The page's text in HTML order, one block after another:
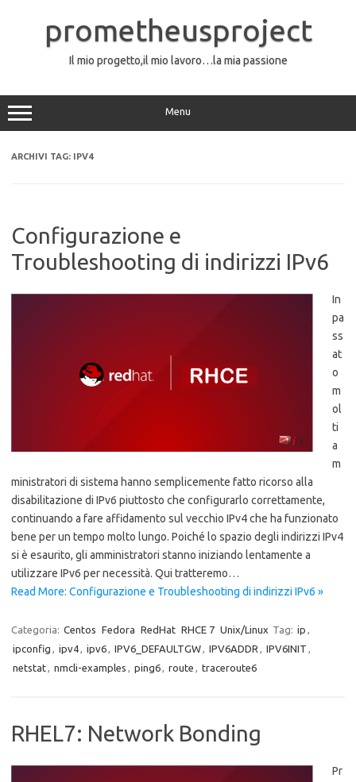
contenutoprometheusproject
Il mio progetto,il mio lavoro…la mia passione
Menu
ARCHIVI TAG: IPV4
Configurazione e
Troubleshooting di indirizzi IPv6
In
pa
ss
at
o
m
ol
ti
a
m
ministratori di sistema hanno semplicemente fatto ricorso alla
disabilitazione di IPv6 piuttosto che configurarlo correttamente,
continuando a fare affidamento sul vecchio IPv4 che ha funzionato
bene per un tempo molto lungo. Poiché lo spazio degli indirizzi IPv4
si è esaurito, gli amministratori stanno iniziando lentamente a
utilizzare IPv6 per necessità. Qui tratteremo…
Read More: Configurazione e Troubleshooting di indirizzi IPv6 »
Categoria: Centos Fedora RedHat RHCE 7 Unix/Linux Tag: ip ,
ipconfig , ipv4, ipv6, IPV6_DEFAULTGW, IPV6ADDR , IPV6INIT ,
netstat, nmcli-examples , ping6, route , traceroute6
RHEL7: Network Bonding
Pr